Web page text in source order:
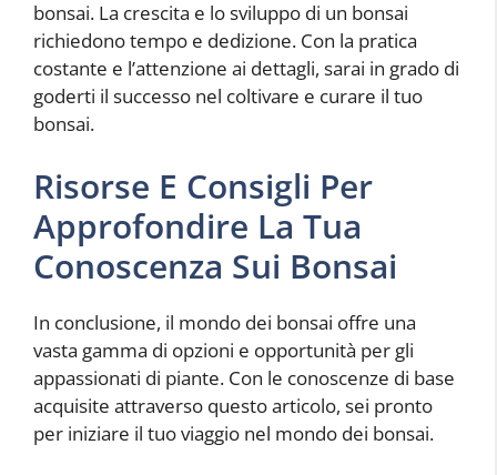
bonsai. La crescita e lo sviluppo di un bonsai
richiedono tempo e dedizione. Con la pratica
costante e l’attenzione ai dettagli, sarai in grado di
goderti il successo nel coltivare e curare il tuo
bonsai.
Risorse E Consigli Per
Approfondire La Tua
Conoscenza Sui Bonsai
In conclusione, il mondo dei bonsai offre una
vasta gamma di opzioni e opportunità per gli
appassionati di piante. Con le conoscenze di base
acquisite attraverso questo articolo, sei pronto
per iniziare il tuo viaggio nel mondo dei bonsai.